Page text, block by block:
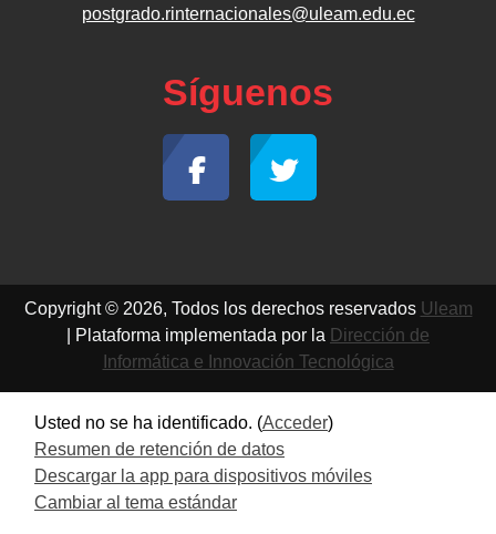
postgrado.rinternacionales@uleam.edu.ec
Síguenos
Copyright © 2026, Todos los derechos reservados Uleam
| Plataforma implementada por la Dirección de
Informática e Innovación Tecnológica
Usted no se ha identificado. (Acceder)
Resumen de retención de datos
Descargar la app para dispositivos móviles
Cambiar al tema estándar